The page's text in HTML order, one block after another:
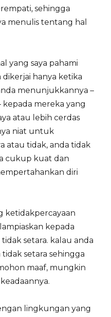
sehingga
menulis tentang hal
yang saya pahami
dikerjai hanya ketika
menunjukkannya –
mereka yang
atau lebih cerdas
niat untuk
atau tidak, anda tidak
cukup kuat dan
diri
ketidakpercayaan
kepada
setara. kalau anda
setara sehingga
maaf, mungkin
lingkungan yang